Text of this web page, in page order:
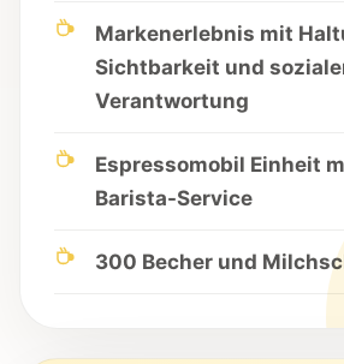
Markenerlebnis mit
Sichtbarkeit und
Verantwortung
Espressomobil Einheit
Barista-Service
300 Becher und